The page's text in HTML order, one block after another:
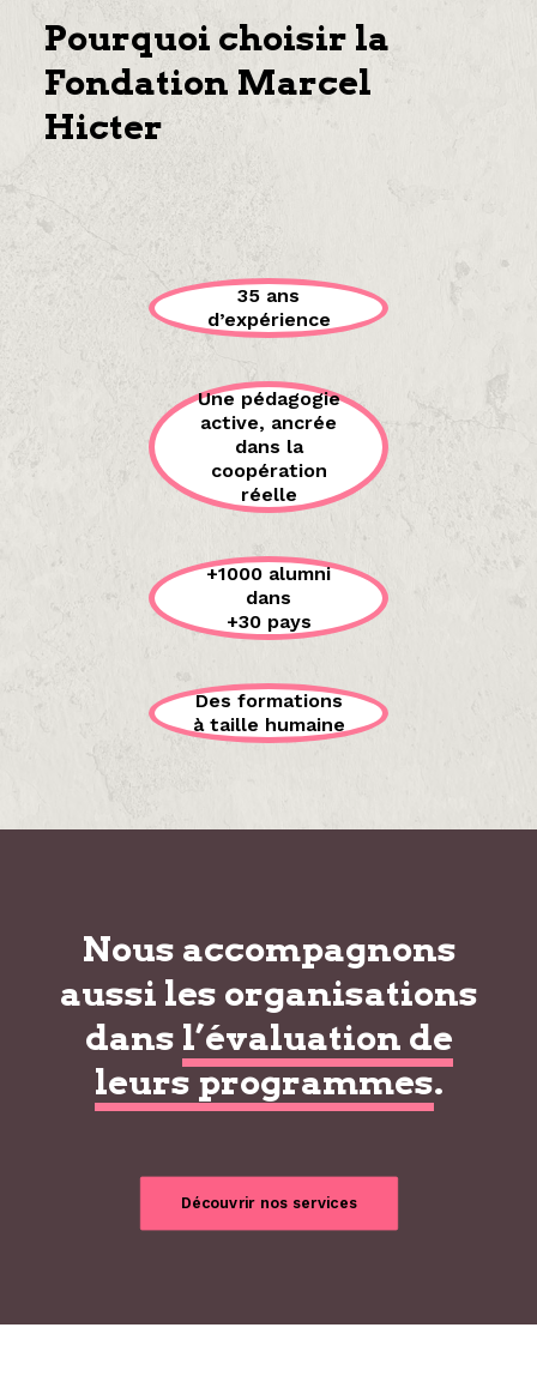
Pourquoi choisir la
Fondation Marcel
Hicter
35 ans
d’expérience
Une pédagogie
active, ancrée
dans la
coopération
réelle
+1000 alumni
dans
+30 pays
Des formations
à taille humaine
Nous accompagnons
aussi les organisations
dans l’évaluation de
leurs programmes.
Découvrir nos services